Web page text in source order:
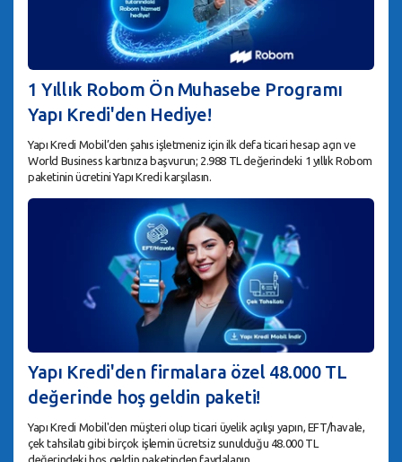
1 Yıllık Robom Ön Muhasebe Programı
Yapı Kredi'den Hediye!
Yapı Kredi Mobil’den şahıs işletmeniz için ilk defa ticari hesap açın ve
World Business kartınıza başvurun; 2.988 TL değerindeki 1 yıllık Robom
paketinin ücretini Yapı Kredi karşılasın.
Yapı Kredi'den firmalara özel 48.000 TL
değerinde hoş geldin paketi!
Yapı Kredi Mobil'den müşteri olup ticari üyelik açılışı yapın, EFT/havale,
çek tahsilatı gibi birçok işlemin ücretsiz sunulduğu 48.000 TL
değerindeki hoş geldin paketinden faydalanın.